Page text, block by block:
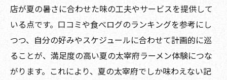
店が夏の暑さに合わせた味の工夫やサービスを提供して
いる点です。口コミや食べログのランキングを参考にし
つつ、自分の好みやスケジュールに合わせて計画的に巡
ることが、満足度の高い夏の太宰府ラーメン体験につな
がります。これにより、夏の太宰府でしか味わえない記